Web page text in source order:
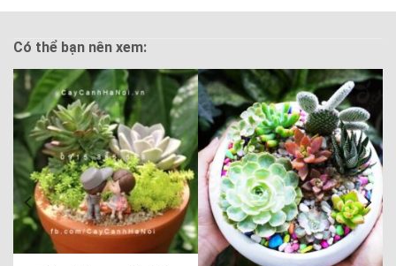
Có thể bạn nên xem: